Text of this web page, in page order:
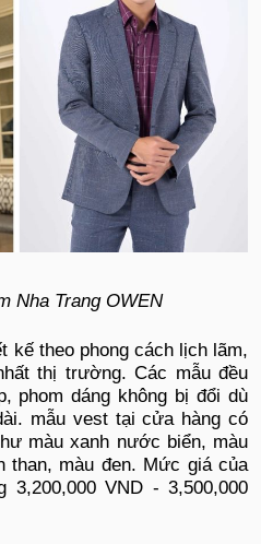
Nha Trang OWEN
kế theo phong cách lịch lãm,
thị trường. Các mẫu đều
phom dáng không bị đổi dù
mẫu vest tại cửa hàng có
màu xanh nước biển, màu
than, màu đen. Mức giá của
3,200,000 VND - 3,500,000